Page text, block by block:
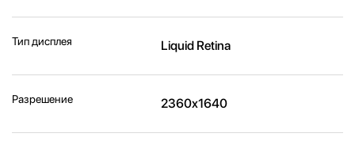
Тип дисплея Liquid Retina
Разрешение 2360x1640